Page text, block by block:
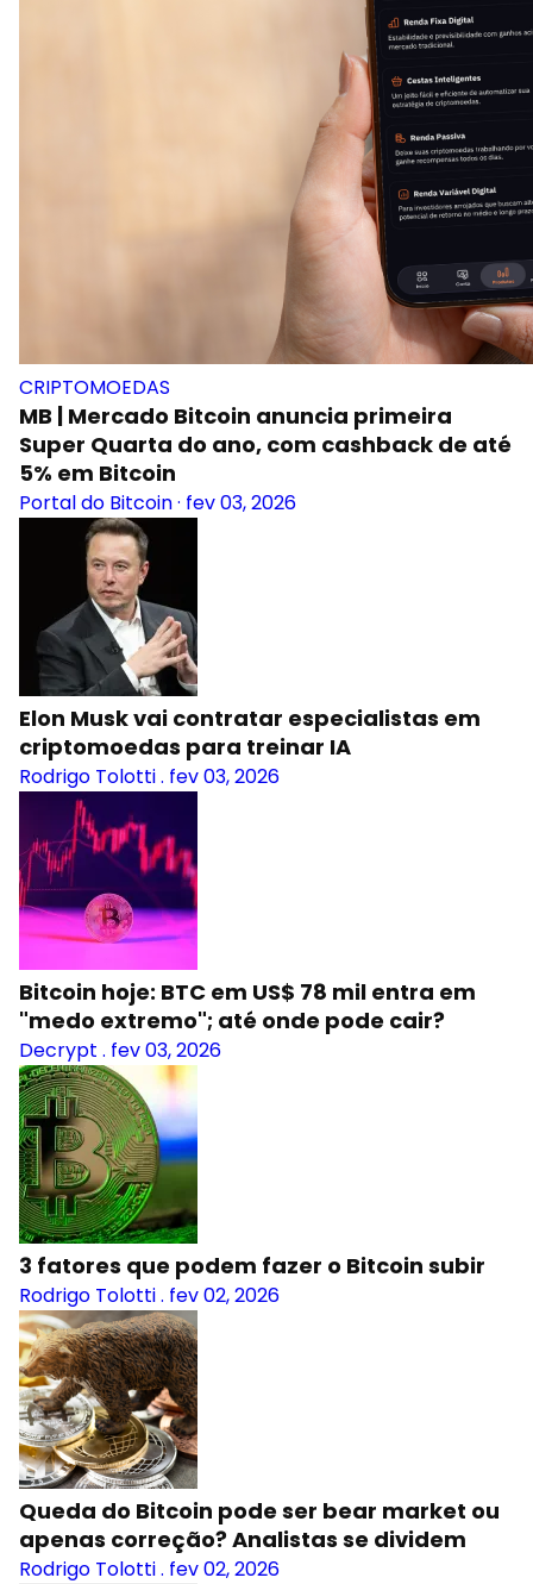
CRIPTOMOEDAS
MB | Mercado Bitcoin anuncia primeira
Super Quarta do ano, com cashback de até
5% em Bitcoin
Portal do Bitcoin· fev 03, 2026
Elon Musk vai contratar especialistas em
criptomoedas para treinar IA
Rodrigo Tolotti. fev 03, 2026
Bitcoin hoje: BTC em US$ 78 mil entra em
"medo extremo"; até onde pode cair?
Decrypt . fev 03, 2026
3 fatores que podem fazer o Bitcoin subir
Rodrigo Tolotti. fev 02, 2026
Queda do Bitcoin pode ser bear market ou
apenas correção? Analistas se dividem
Rodrigo Tolotti. fev 02, 2026